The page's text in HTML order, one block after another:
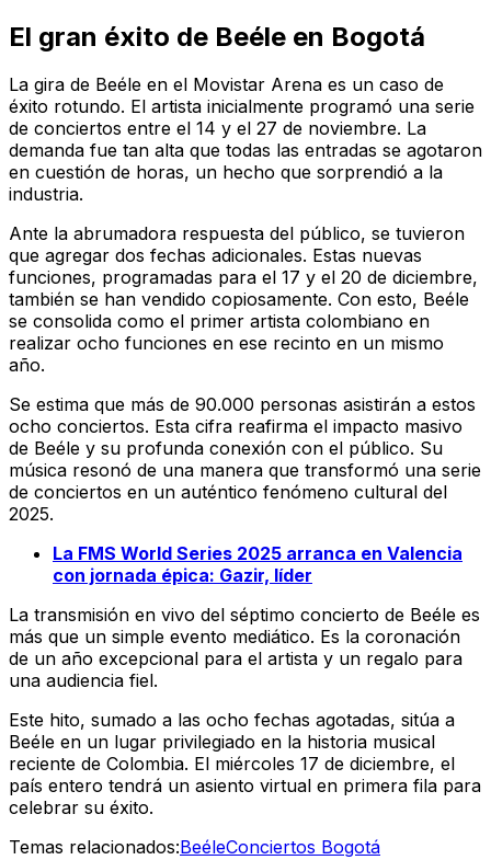
El gran éxito de Beéle en Bogotá
La gira de Beéle en el Movistar Arena es un caso de
éxito rotundo. El artista inicialmente programó una serie
de conciertos entre el 14 y el 27 de noviembre. La
demanda fue tan alta que todas las entradas se agotaron
en cuestión de horas, un hecho que sorprendió a la
industria.
Ante la abrumadora respuesta del público, se tuvieron
que agregar dos fechas adicionales. Estas nuevas
funciones, programadas para el 17 y el 20 de diciembre,
también se han vendido copiosamente. Con esto, Beéle
se consolida como el primer artista colombiano en
realizar ocho funciones en ese recinto en un mismo
año.
Se estima que más de 90.000 personas asistirán a estos
ocho conciertos. Esta cifra reafirma el impacto masivo
de Beéle y su profunda conexión con el público. Su
música resonó de una manera que transformó una serie
de conciertos en un auténtico fenómeno cultural del
2025.
La FMS World Series 2025 arranca en Valencia
con jornada épica: Gazir, líder
La transmisión en vivo del séptimo concierto de Beéle es
más que un simple evento mediático. Es la coronación
de un año excepcional para el artista y un regalo para
una audiencia fiel.
Este hito, sumado a las ocho fechas agotadas, sitúa a
Beéle en un lugar privilegiado en la historia musical
reciente de Colombia. El miércoles 17 de diciembre, el
país entero tendrá un asiento virtual en primera fila para
celebrar su éxito.
Temas relacionados:BeéleConciertos Bogotá